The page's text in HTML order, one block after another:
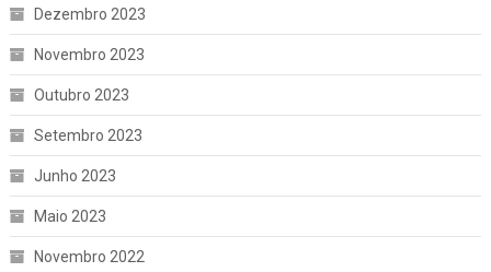
Dezembro 2023
Novembro 2023
Outubro 2023
Setembro 2023
Junho 2023
Maio 2023
Novembro 2022